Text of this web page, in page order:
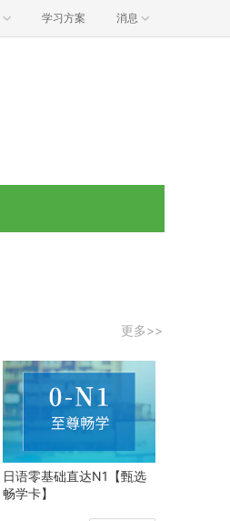
学习方案 消息
更多>>
日语零基础直达N1【甄选
畅学卡】